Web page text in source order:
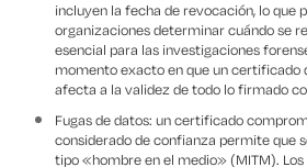
incluyen la fecha de revocación, lo que
organizaciones determinar cuándo se
esencial para las investigaciones
momento exacto en que un certificado
afecta a la validez de todo lo firmado
Fugas de datos: un certificado
considerado de confianza permite que
tipo «hombre en el medio» (MITM).